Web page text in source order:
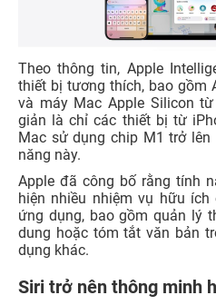
Theo thông tin, Apple
thiết bị tương thích, bao gồm
và máy Mac Apple Silicon
giản là chỉ các thiết bị từ
Mac sử dụng chip M1 trở
năng này.
Apple đã công bố rằng tính
hiện nhiều nhiệm vụ hữu
ứng dụng, bao gồm quản lý
dung hoặc tóm tắt văn bản
dụng khác.
Siri trở nên thông minh